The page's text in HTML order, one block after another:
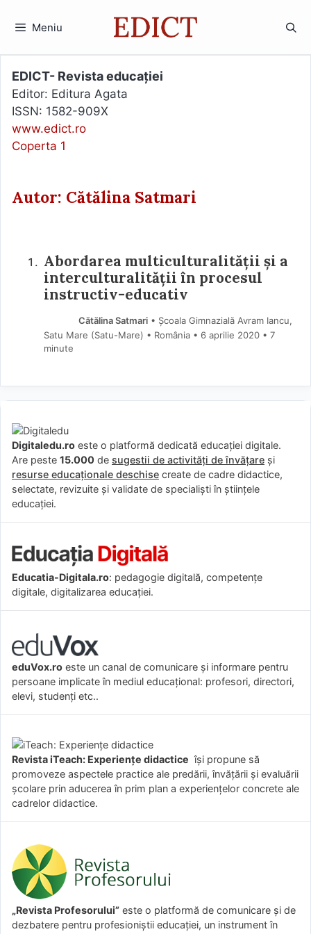
Meniu
EDICT- Revista educației
Editor: Editura Agata
ISSN: 1582-909X
www.edict.ro
Coperta 1
Autor: Cătălina Satmari
Abordarea multiculturalității și a
interculturalității în procesul
instructiv-educativ
Cătălina Satmari• Școala Gimnazială Avram Iancu,
Satu Mare (Satu-Mare) • România
6 aprilie 2020 • 7
minute
Digitaledu.ro este o platformă dedicată educației digitale.
Are peste 15.000 de sugestii de activități de învățare și
resurse educaționale deschise create de cadre didactice,
selectate, revizuite și validate de specialiști în științele
educației.
Educatia-Digitala.ro: pedagogie digitală, competențe
digitale, digitalizarea educației.
eduVox.ro este un canal de comunicare și informare pentru
persoane implicate în mediul educațional: profesori, directori,
elevi, studenți etc..
Revista iTeach: Experienţe didactice îşi propune să
promoveze aspectele practice ale predării, învăţării şi evaluării
şcolare prin aducerea în prim plan a experienţelor concrete ale
cadrelor didactice.
„Revista Profesorului” este o platformă de comunicare și de
dezbatere pentru profesioniștii educației, un instrument în